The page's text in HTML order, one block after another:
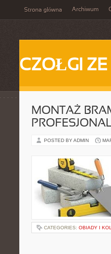
Strona główna Archiwum
CZOŁGI
MONTAŻ
POSTED BY ADMIN
CATEGORIES: OBIADY I